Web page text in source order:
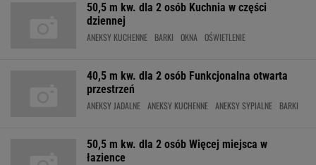
50,5 m kw. dla 2 osób Kuchnia w części
dziennej
ANEKSY KUCHENNE BARKI OKNA OŚWIETLENIE
40,5 m kw. dla 2 osób Funkcjonalna otwarta
przestrzeń
ANEKSY JADALNE ANEKSY KUCHENNE ANEKSY SYPIALNE BARKI
50,5 m kw. dla 2 osób Więcej miejsca w
łazience